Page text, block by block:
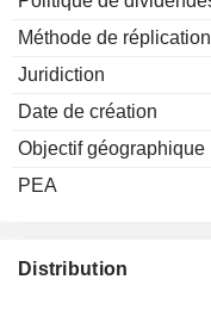
Méthode de réplication
Juridiction
Date de création
Objectif géographique
PEA
Distribution